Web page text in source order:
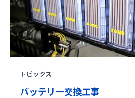
トピックス
バッテリー交換工事